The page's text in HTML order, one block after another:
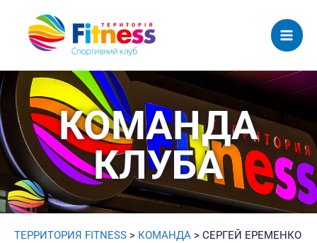
КОМАНДА
КЛУБА
ТЕРРИТОРИЯ FITNESS > КОМАНДА > СЕРГЕЙ ЕРЕМЕНКО